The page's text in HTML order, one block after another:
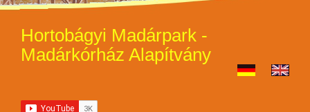
Hortobágyi Madárpark -
Madárkórház Alapítvány